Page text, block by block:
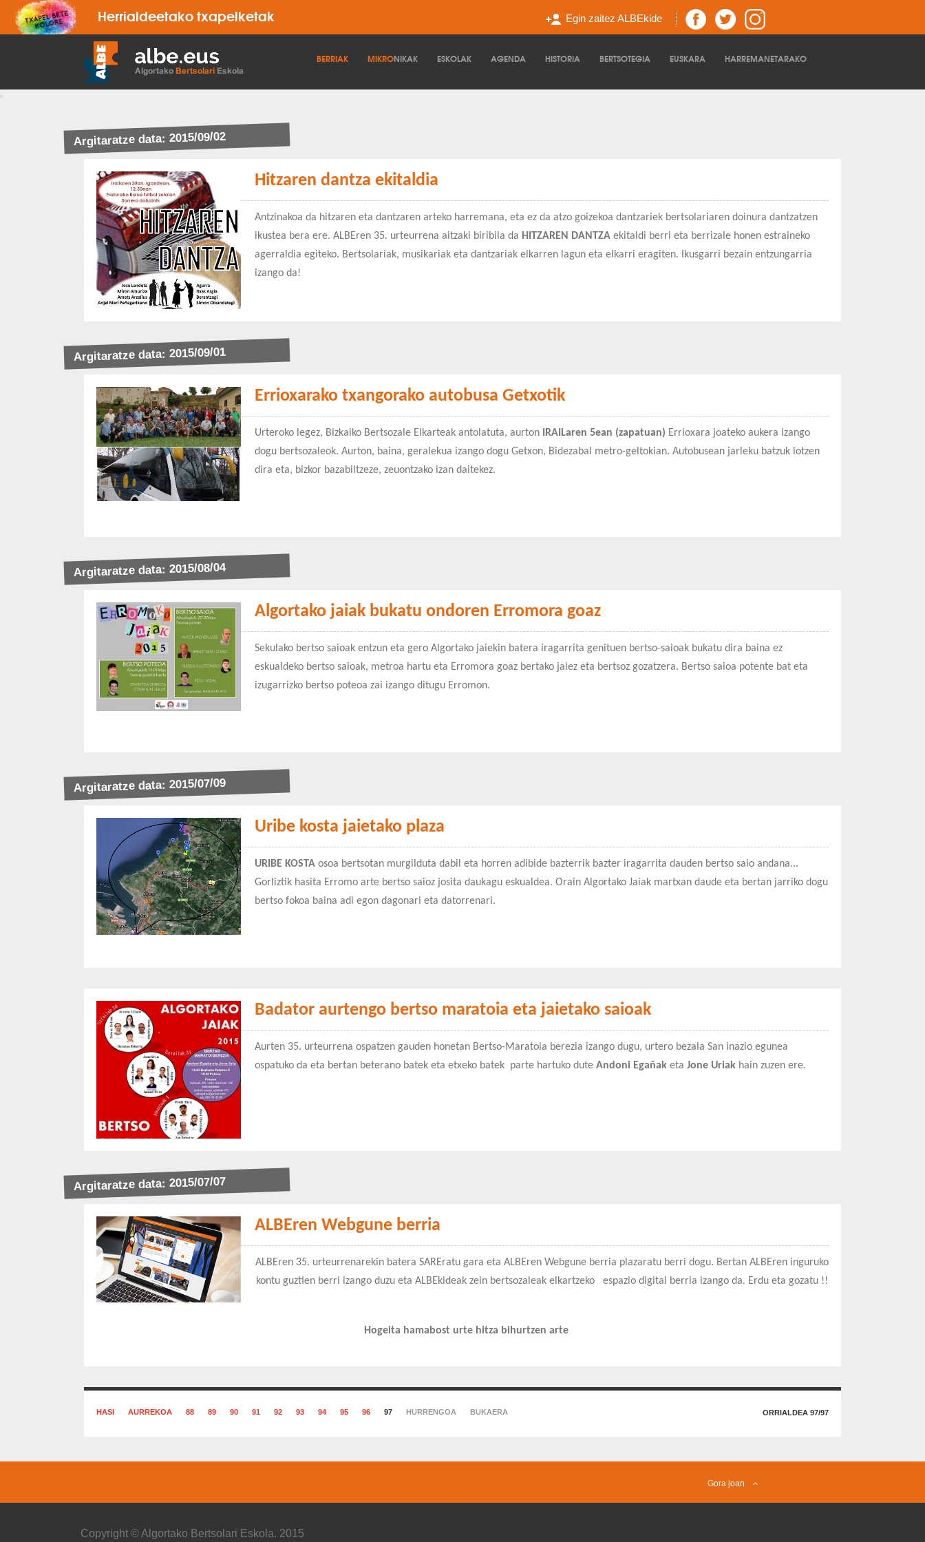
BERRIAK MIKRONIKAK ESKOLAK AGENDA HISTORIA BERTSOTEGIA EUSKARA HARREMANETARAKO
Herrialdeetako txapelketak Egin zaitez ALBEkide
-
Argitaratze data: 2015/09/02
Hitzaren dantza ekitaldia
Antzinakoa da hitzaren eta dantzaren arteko harremana, eta ez da atzo goizekoa dantzariek bertsolariaren doinura dantzatzen
ikustea bera ere. ALBEren 35. urteurrena aitzaki biribila da HITZAREN DANTZA ekitaldi berri eta berrizale honen estraineko
agerraldia egiteko. Bertsolariak, musikariak eta dantzariak elkarren lagun eta elkarri eragiten. Ikusgarri bezain entzungarria
izango da!
Argitaratze data: 2015/09/01
Errioxarako txangorako autobusa Getxotik
Urteroko legez, Bizkaiko Bertsozale Elkarteak antolatuta, aurton IRAILaren 5ean (zapatuan) Errioxara joateko aukera izango
dogu bertsozaleok. Aurton, baina, geralekua izango dogu Getxon, Bidezabal metro-geltokian. Autobusean jarleku batzuk lotzen
dira eta, bizkor bazabiltzeze, zeuontzako izan daitekez.
Argitaratze data: 2015/08/04
Algortako jaiak bukatu ondoren Erromora goaz
Sekulako bertso saioak entzun eta gero Algortako jaiekin batera iragarrita genituen bertso-saioak bukatu dira baina ez
eskualdeko bertso saioak, metroa hartu eta Erromora goaz bertako jaiez eta bertsoz gozatzera. Bertso saioa potente bat eta
izugarrizko bertso poteoa zai izango ditugu Erromon.
Argitaratze data: 2015/07/09
Uribe kosta jaietako plaza
URIBE KOSTA osoa bertsotan murgilduta dabil eta horren adibide bazterrik bazter iragarrita dauden bertso saio andana...
Gorliztik hasita Erromo arte bertso saioz josita daukagu eskualdea. Orain Algortako Jaiak martxan daude eta bertan jarriko dogu
bertso fokoa baina adi egon dagonari eta datorrenari.
Badator aurtengo bertso maratoia eta jaietako saioak
Aurten 35. urteurrena ospatzen gauden honetan Bertso-Maratoia berezia izango dugu, urtero bezala San inazio egunea
ospatuko da eta bertan beterano batek eta etxeko batek parte hartuko dute Andoni Egañak eta Jone Uriak hain zuzen ere.
Argitaratze data: 2015/07/07
ALBEren Webgune berria
ALBEren 35. urteurrenarekin batera SAREratu gara eta ALBEren Webgune berria plazaratu berri dogu. Bertan ALBEren inguruko
kontu guztien berri izango duzu eta ALBEkideak zein bertsozaleak elkartzeko espazio digital berria izango da. Erdu eta gozatu !!
Hogeita hamabost urte hitza bihurtzen arte
ORRIALDEA 97/97
HASI AURREKOA 88 89 90 91 92 93 94 95 96 97 HURRENGOA BUKAERA
Gora joan
Copyright © Algortako Bertsolari Eskola. 2015